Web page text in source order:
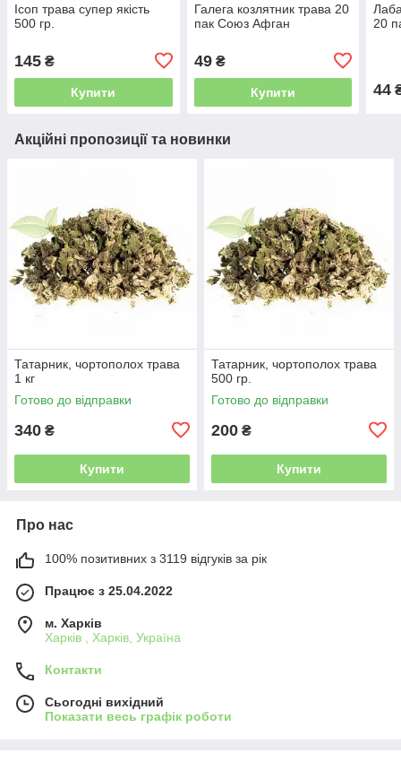
Ісоп трава супер якість
500 гр.
145 ₴
Купити
Галега козлятник трава 20
пак Союз Афган
49₴
Купити
20
44
Акційні пропозиції та новинки
Татарник, чортополох трава
1 кг
Готово до відправки
340 ₴
Купити
Татарник, чортополох трава
500 гр.
Готово до відправки
200 ₴
Купити
Про нас
100% позитивних з 3119 відгуків за рік
Працює з 25.04.2022
м. Харків
Харків , Харків, Україна
Контакти
Сьогодні вихідний
Показати весь графік роботи